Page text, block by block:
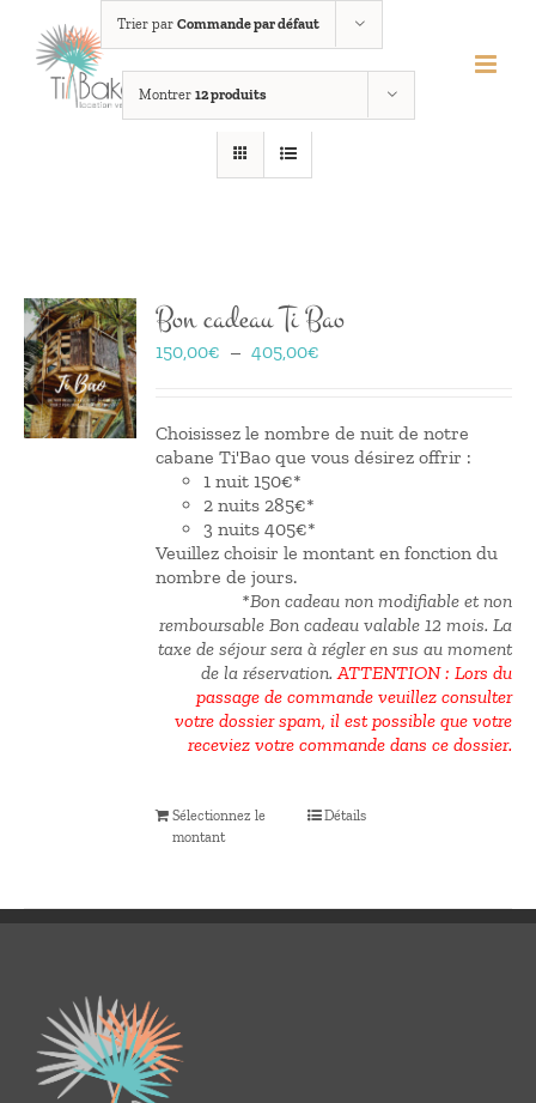
contenu
Trier par Commande par défaut
Montrer 12 produits
Bon cadeau Ti Bao
150,00€ – 405,00€
150,00€
à
405,00€
Choisissez le nombre de nuit de notre
cabane Ti'Bao que vous désirez offrir :
1 nuit 150€*
2 nuits 285€*
3 nuits 405€*
Veuillez choisir le montant en fonction du
nombre de jours.
*Bon cadeau non modifiable et non
remboursable Bon cadeau valable 12 mois. La
taxe de séjour sera à régler en sus au moment
de la réservation.ATTENTION : Lors du
passage de commande veuillez consulter
votre dossier spam, il est possible que votre
receviez votre commande dans ce dossier.
Sélectionnez le
montant
Détails